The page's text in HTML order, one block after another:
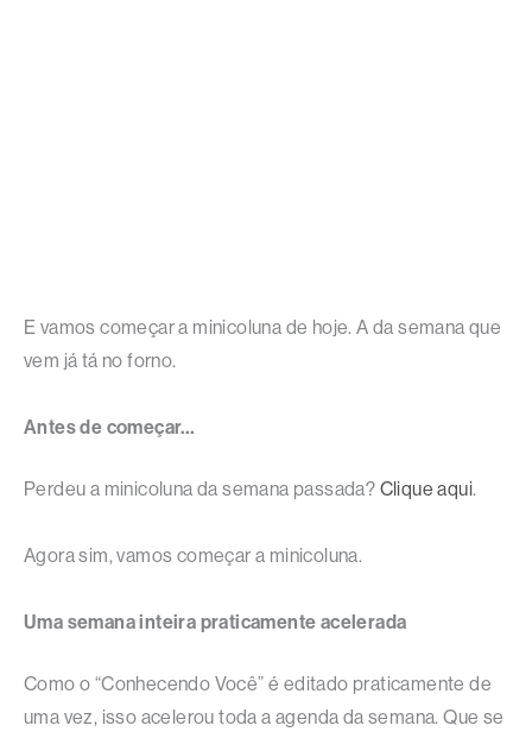
E vamos começar a minicoluna de hoje. A da semana que
vem já tá no forno.
Antes de começar…
Perdeu a minicoluna da semana passada? Clique aqui.
Agora sim, vamos começar a minicoluna.
Uma semana inteira praticamente acelerada
Como o “Conhecendo Você” é editado praticamente de
uma vez, isso acelerou toda a agenda da semana. Que se